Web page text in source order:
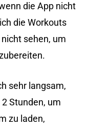
die App nicht
die Workouts
sehen, um
sehr langsam,
Stunden, um
zu laden,